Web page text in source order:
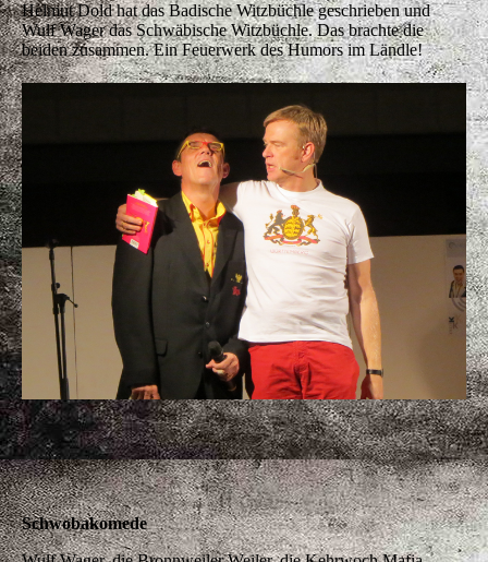
Kontakt und Terminanfragen:
Telefon: (0 71 27) 9 31 58 07
Telefax: (0 71 27) 9 31 58 08
consulting@wager.de
Schreibat oder
rufat se mi oifach a …
wulf@wager.de
+49 170 2884501